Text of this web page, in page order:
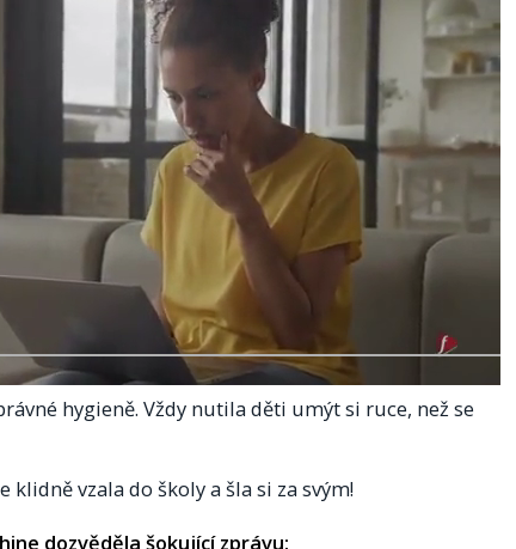
hygieně. Vždy nutila děti umýt si ruce, než se
klidně vzala do školy a šla si za svým!
dozvěděla šokující zprávu: